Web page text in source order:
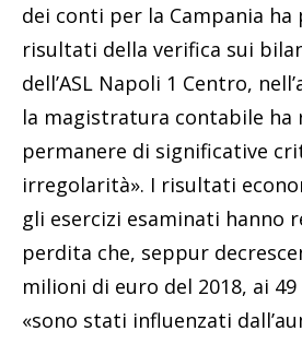
dei conti per la Campania
risultati della verifica sui
dell’ASL Napoli 1 Centro,
la magistratura contabile ha
permanere di significative
irregolarità». I risultati
gli esercizi esaminati hanno
perdita che, seppur
milioni di euro del 2018, ai
«sono stati influenzati